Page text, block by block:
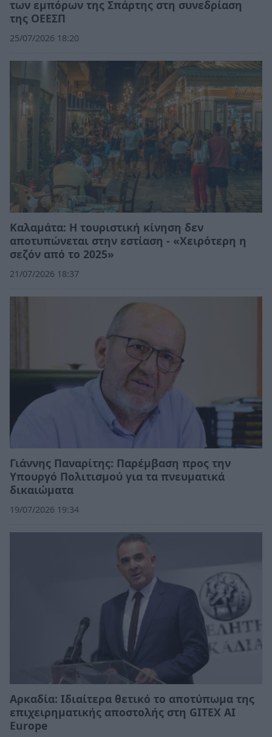
των εμπόρων της Σπάρτης στη συνεδρίαση
της ΟΕΕΣΠ
25/07/2026 18:20
Καλαμάτα: Η τουριστική κίνηση δεν
αποτυπώνεται στην εστίαση - «Χειρότερη η
σεζόν από το 2025»
21/07/2026 18:37
Γιάννης Παναρίτης: Παρέμβαση προς την
Υπουργό Πολιτισμού για τα πνευματικά
δικαιώματα
19/07/2026 19:34
Αρκαδία: Ιδιαίτερα θετικό το αποτύπωμα της
επιχειρηματικής αποστολής στη GITEX AI
Europe